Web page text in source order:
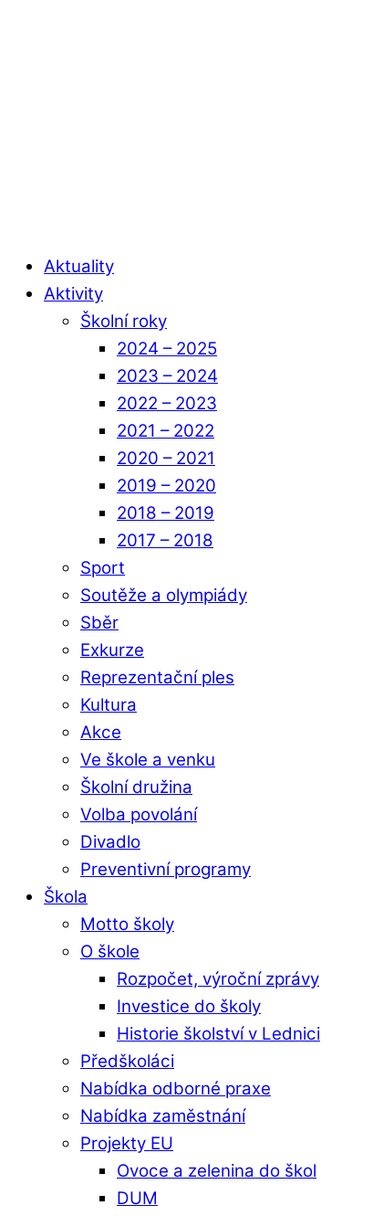
Aktuality
Aktivity
Školní roky
2024 – 2025
2023 – 2024
2022 – 2023
2021 – 2022
2020 – 2021
2019 – 2020
2018 – 2019
2017 – 2018
Sport
Soutěže a olympiády
Sběr
Exkurze
Reprezentační ples
Kultura
Akce
Ve škole a venku
Školní družina
Volba povolání
Divadlo
Preventivní programy
Škola
Motto školy
O škole
Rozpočet, výroční zprávy
Investice do školy
Historie školství v Lednici
Předškoláci
Nabídka odborné praxe
Nabídka zaměstnání
Projekty EU
Ovoce a zelenina do škol
DUM